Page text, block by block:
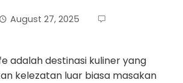
August 27, 2025
adalah destinasi kuliner yang
kelezatan luar biasa masakan